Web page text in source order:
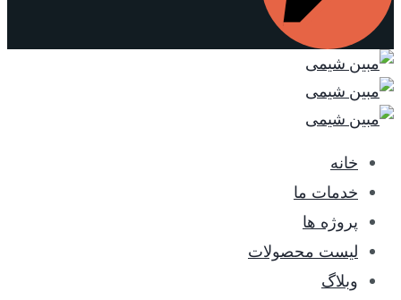
خانه
خدمات ما
پروژه ها
لیست محصولات
وبلاگ